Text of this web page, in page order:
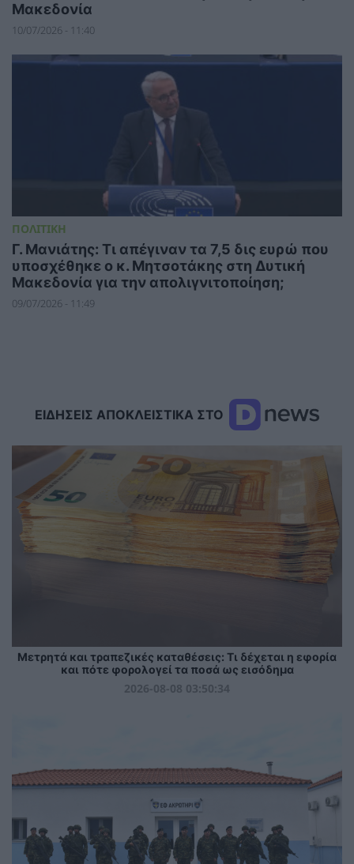
Μακεδονία
10/07/2026 - 11:40
ΠΟΛΙΤΙΚΗ
Γ. Μανιάτης: Τι απέγιναν τα 7,5 δις ευρώ που
υποσχέθηκε ο κ. Μητσοτάκης στη Δυτική
Μακεδονία για την απολιγνιτοποίηση;
09/07/2026 - 11:49
ΕΙΔΗΣΕΙΣ ΑΠΟΚΛΕΙΣΤΙΚΑ ΣΤΟ
Μετρητά και τραπεζικές καταθέσεις: Τι δέχεται η εφορία
και πότε φορολογεί τα ποσά ως εισόδημα
2026-08-08 03:50:34